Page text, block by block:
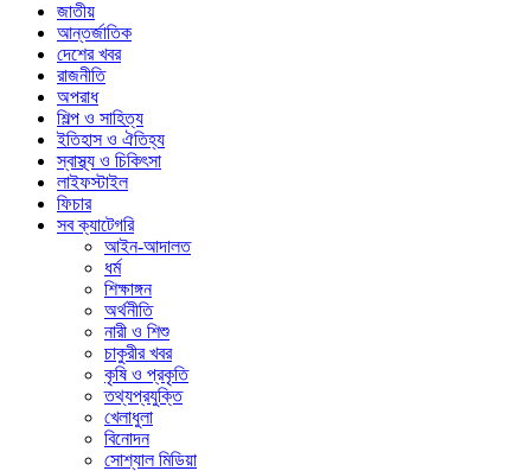
জাতীয়
আন্তর্জাতিক
দেশের খবর
রাজনীতি
অপরাধ
শিল্প ও সাহিত্য
ইতিহাস ও ঐতিহ্য
স্বাস্থ্য ও চিকিৎসা
লাইফস্টাইল
ফিচার
সব ক্যাটেগরি
আইন-আদালত
ধর্ম
শিক্ষাঙ্গন
অর্থনীতি
নারী ও শিশু
চাকুরীর খবর
কৃষি ও প্রকৃতি
তথ্যপ্রযুক্তি
খেলাধুলা
বিনোদন
সোশ্যাল মিডিয়া